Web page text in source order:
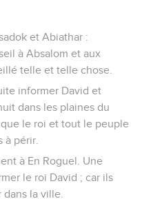
et Abiathar :
à Absalom et aux
telle et telle chose.
informer David et
dans les plaines du
le roi et tout le peuple
à périr.
à En Roguel. Une
le roi David ; car ils
la ville.